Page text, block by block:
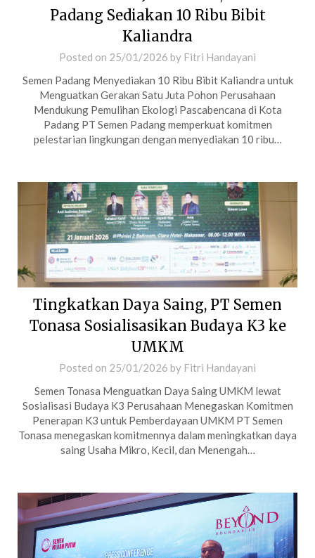
Padang Sediakan 10 Ribu Bibit
Kaliandra
Posted on 25/01/2026 by Fitri Handayani
Semen Padang Menyediakan 10 Ribu Bibit Kaliandra untuk
Menguatkan Gerakan Satu Juta Pohon Perusahaan
Mendukung Pemulihan Ekologi Pascabencana di Kota
Padang PT Semen Padang memperkuat komitmen
pelestarian lingkungan dengan menyediakan 10 ribu…
Tingkatkan Daya Saing, PT Semen
Tonasa Sosialisasikan Budaya K3 ke
UMKM
Posted on 25/01/2026 by Fitri Handayani
Semen Tonasa Menguatkan Daya Saing UMKM lewat
Sosialisasi Budaya K3 Perusahaan Menegaskan Komitmen
Penerapan K3 untuk Pemberdayaan UMKM PT Semen
Tonasa menegaskan komitmennya dalam meningkatkan daya
saing Usaha Mikro, Kecil, dan Menengah…